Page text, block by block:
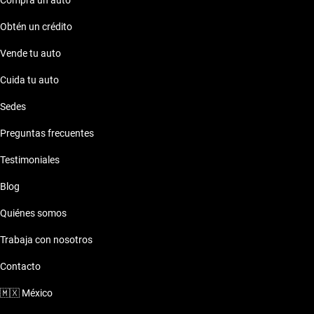
Obtén un crédito
Vende tu auto
Cuida tu auto
Sedes
Preguntas frecuentes
Testimoniales
Blog
Quiénes somos
Trabaja con nosotros
Contacto
🇲🇽 México